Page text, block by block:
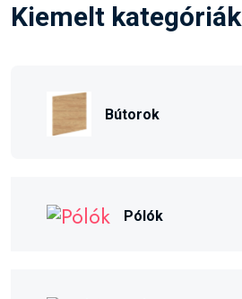
Kiemelt kategóriák
Bútorok
Pólók